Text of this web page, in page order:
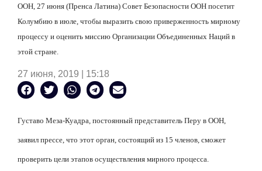
ООН, 27 июня (Пренса Латина) Совет Безопасности ООН посетит
Колумбию в июле, чтобы выразить свою приверженность мирному
процессу и оценить миссию Организации Объединенных Наций в
этой стране.
27 июня, 2019 | 15:18
Густаво Меза-Куадра, постоянный представитель Перу в ООН,
заявил прессе, что этот орган, состоящий из 15 членов, сможет
проверить цели этапов осуществления мирного процесса.